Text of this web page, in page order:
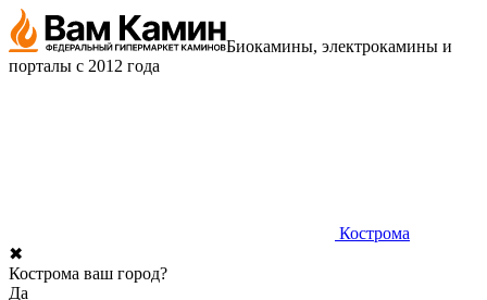
Биокамины, электрокамины и
порталы с 2012 года
Кострома
✖
Кострома ваш город?
Да